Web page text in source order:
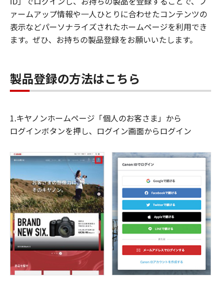
ァームアップ情報や一人ひとりに合わせたコンテンツの
表示などパーソナライズされたホームページを利用でき
ます。ぜひ、お持ちの製品登録をお願いいたします。
製品登録の方法はこちら
1.キヤノンホームページ「個人のお客さま」から
ログインボタンを押し、ログイン画面からログイン